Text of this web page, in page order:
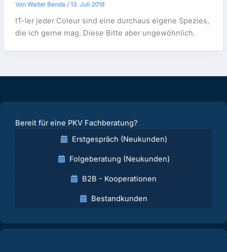
Von Walter Benda /13. Juli 2018
IT-ler jeder Coleur sind eine durchaus eigene Spezies,
die ich gerne mag. Diese Bitte aber ungewöhnlich.
Bereit für eine PKV Fachberatung?
Erstgespräch (Neukunden)
Folgeberatung (Neukunden)
B2B - Kooperationen
Bestandkunden